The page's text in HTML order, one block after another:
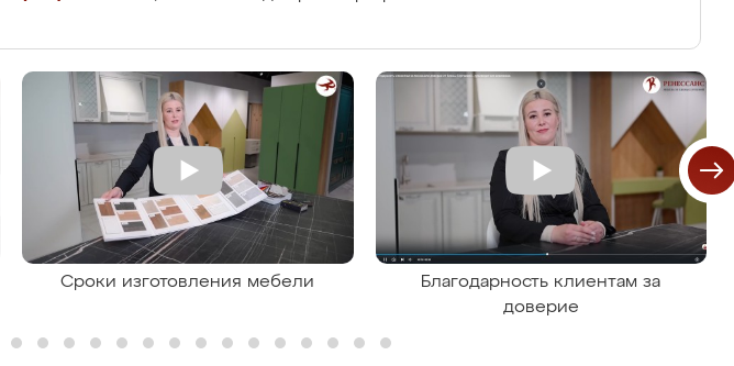
Сроки изготовления мебели
Благодарность клиентам за
доверие